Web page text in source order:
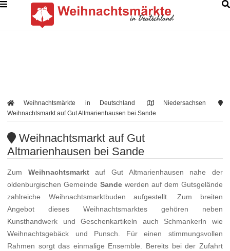
Weihnachtsmärkte in Deutschland
Niedersachsen
Weihnachtsmarkt auf Gut Altmarienhausen bei Sande
Weihnachtsmarkt auf Gut
Altmarienhausen bei Sande
Zum Weihnachtsmarktauf Gut Altmarienhausen nahe der
oldenburgischen GemeindeSande werden auf dem Gutsgelände
zahlreiche Weihnachtsmarktbuden aufgestellt. Zum breiten
Angebot dieses Weihnachtsmarktes gehören neben
Kunsthandwerk und Geschenkartikeln auch Schmankerln wie
Weihnachtsgebäck und Punsch. Für einen stimmungsvollen
Rahmen sorgt das einmalige Ensemble. Bereits bei der Zufahrt